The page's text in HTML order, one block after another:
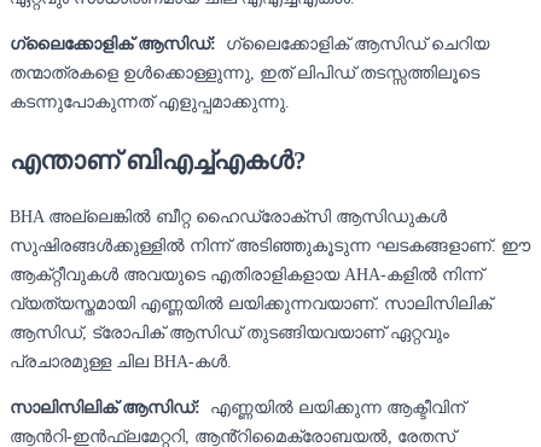
ഗ്ലൈക്കോളിക് ആസിഡ്: ഗ്ലൈക്കോളിക് ആസിഡ് ചെറിയ
തന്മാത്രകളെ ഉൾക്കൊള്ളുന്നു, ഇത് ലിപിഡ് തടസ്സത്തിലൂടെ
കടന്നുപോകുന്നത് എളുപ്പമാക്കുന്നു.
എന്താണ് ബിഎച്ച്എകൾ?
BHA അല്ലെങ്കിൽ ബീറ്റ ഹൈഡ്രോക്‌സി ആസിഡുകൾ
സുഷിരങ്ങൾക്കുള്ളിൽ നിന്ന് അടിഞ്ഞുകൂടുന്ന ഘടകങ്ങളാണ്. ഈ
ആക്‌റ്റീവുകൾ അവയുടെ എതിരാളികളായ AHA-കളിൽ നിന്ന്
വ്യത്യസ്തമായി എണ്ണയിൽ ലയിക്കുന്നവയാണ്. സാലിസിലിക്
ആസിഡ്, ട്രോപിക് ആസിഡ് തുടങ്ങിയവയാണ് ഏറ്റവും
പ്രചാരമുള്ള ചില BHA-കൾ.
സാലിസിലിക് ആസിഡ്: എണ്ണയിൽ ലയിക്കുന്ന ആക്ടീവിന്
ആൻറി-ഇൻഫ്ലമേറ്ററി, ആൻ്റിമൈക്രോബയൽ, രേതസ്